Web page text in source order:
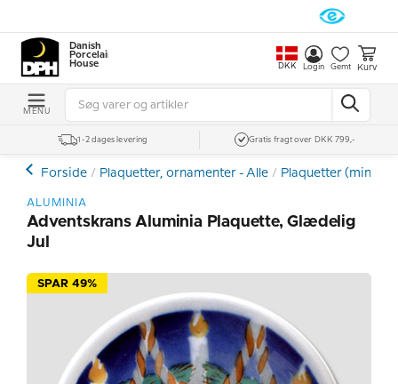
Danish
Porcelain
House
DKK Login Gemt Kurv
MENU
1-2 dages levering Gratis fragt over DKK 799,-
Forside Plaquetter, ornamenter - Alle Plaquetter (mini
ALUMINIA
Adventskrans Aluminia Plaquette, Glædelig
Jul
SPAR 49%